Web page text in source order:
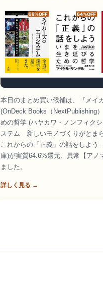
本日のまとめ買い候補は、『メ
(OnDeck Books（NextPublishing
めの哲学 (ハヤカワ・ノンフィク
ステム 新しいモノづくりがとま
これからの「正義」の話をしよう
庫)が実質64.6%還元、異常【ア
ました。
詳しく見る →